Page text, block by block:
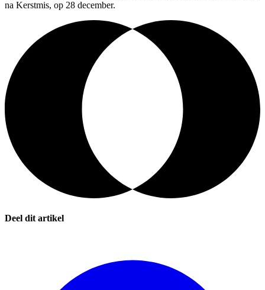
na Kerstmis, op 28 december.
Deel dit artikel